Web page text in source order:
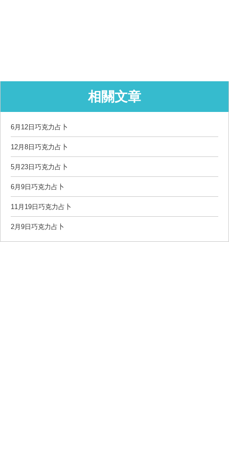
相關文章
6月12日巧克力占卜
12月8日巧克力占卜
5月23日巧克力占卜
6月9日巧克力占卜
11月19日巧克力占卜
2月9日巧克力占卜